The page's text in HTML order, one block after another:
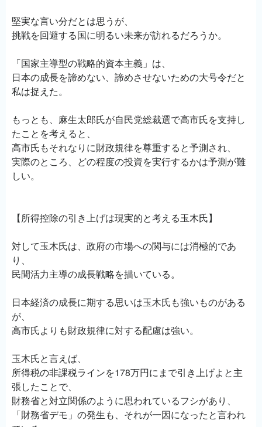
堅実な言い分だとは思うが、
挑戦を回避する国に明るい未来が訪れるだろうか。
「国家主導型の戦略的資本主義」は、
日本の成長を諦めない、諦めさせないための大号令だと
私は捉えた。
もっとも、麻生太郎氏が自民党総裁選で高市氏を支持し
たことを考えると、
高市氏もそれなりに財政規律を尊重すると予測され、
実際のところ、どの程度の投資を実行するかは予測が難
しい。
【所得控除の引き上げは現実的と考える玉木氏】
対して玉木氏は、政府の市場への関与には消極的であ
り、
民間活力主導の成長戦略を描いている。
日本経済の成長に期する思いは玉木氏も強いものがある
が、
高市氏よりも財政規律に対する配慮は強い。
玉木氏と言えば、
所得税の非課税ラインを178万円にまで引き上げよと主
張したことで、
財務省と対立関係のように思われているフシがあり、
「財務省デモ」の発生も、それが一因になったと言われ